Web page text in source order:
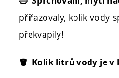
přiřazovaly, kolik vody
překvapily!
🪣 Kolik litrů vody je v